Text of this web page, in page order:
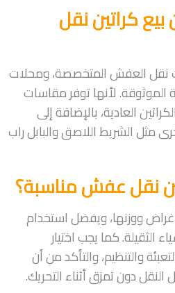
كراتين نقل
العفش المتخصصة، ومحلات
الموثوقة. لأنها توفر مقاسات
العادية، بالإضافة إلى
مثل الشريط اللاصق والبابل راب
ووزنها، ويفضل استخدام
الثقيلة. كما يجب اختيار
والتنظيم، والتأكد من أن
دون تمزق أثناء التحريك.